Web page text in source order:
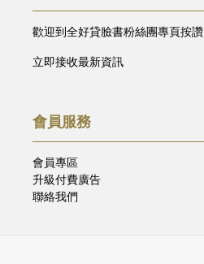
歡迎到全好貸臉書粉絲團專頁按讚
立即接收最新資訊
會員服務
會員專區
升級付費廣告
聯絡我們